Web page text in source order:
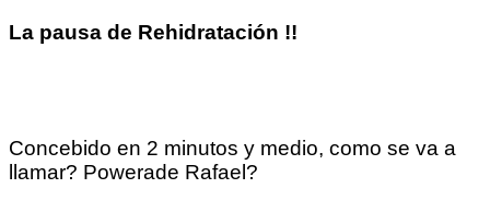
La pausa de Rehidratación !!
Concebido en 2 minutos y medio, como se va a
llamar? Powerade Rafael?